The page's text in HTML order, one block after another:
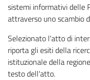
sistemi informativi delle
attraverso uno scambio
Selezionato l'atto di
riporta gli esiti della
istituzionale della
testo dell'atto.